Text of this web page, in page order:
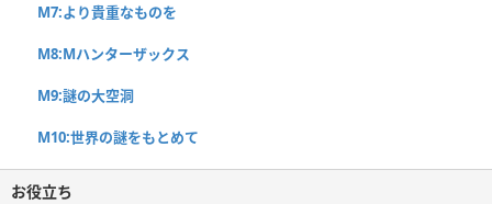
M7:より貴重なものを
M8:Mハンターザックス
M9:謎の大空洞
M10:世界の謎をもとめて
お役立ち